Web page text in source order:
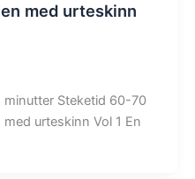
med urteskinn
minutter Steketid 60-70
urteskinn Vol 1 En